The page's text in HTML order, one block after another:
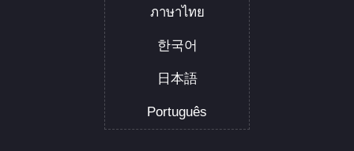
ภาษาไทย
한국어
日本語
Português